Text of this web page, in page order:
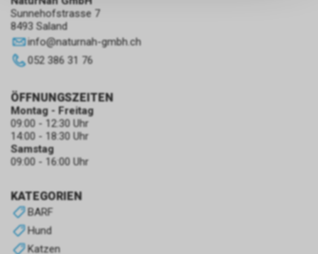
Sunnehofstrasse 7
8493 Saland
info@naturnah-gmbh.ch
052 386 31 76
KATEGORIEN
BARF
Hund
Katzen
ÖFFNUNGSZEITEN
Montag - Freitag
09:00 - 12:30 Uhr
14:00 - 18:30 Uhr
Samstag
09:00 - 16:00 Uhr